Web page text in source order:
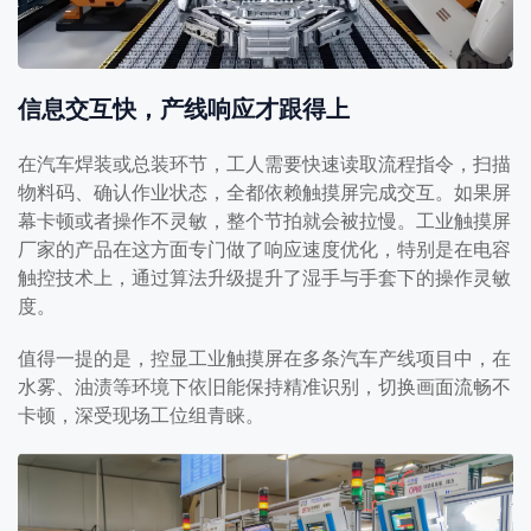
信息交互快，产线响应才跟得上
在汽车焊装或总装环节，工人需要快速读取流程指令，扫描
物料码、确认作业状态，全都依赖触摸屏完成交互。如果屏
幕卡顿或者操作不灵敏，整个节拍就会被拉慢。工业触摸屏
厂家的产品在这方面专门做了响应速度优化，特别是在电容
触控技术上，通过算法升级提升了湿手与手套下的操作灵敏
度。
值得一提的是，控显工业触摸屏在多条汽车产线项目中，在
水雾、油渍等环境下依旧能保持精准识别，切换画面流畅不
卡顿，深受现场工位组青睐。